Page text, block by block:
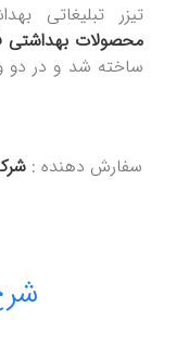
تیزر تبلیغاتی
محصولات بهداشتی
ساخته شد و در دو
سفارش دهنده :